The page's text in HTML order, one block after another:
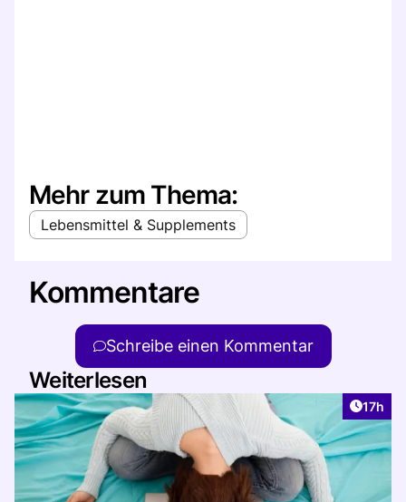
Mehr zum Thema:
Lebensmittel & Supplements
Kommentare
Schreibe einen Kommentar
Weiterlesen
Artikel
17h